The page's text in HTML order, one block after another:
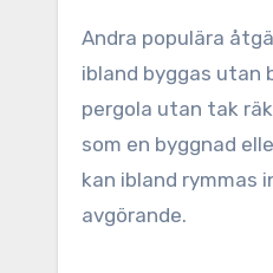
Andra populära
ibland byggas utan
pergola utan tak
som en byggnad
kan ibland rymmas
avgörande.